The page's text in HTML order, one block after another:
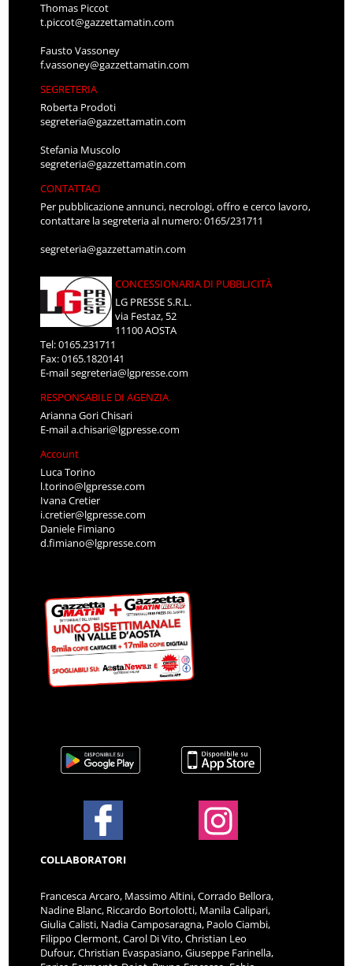
Thomas Piccot
t.piccot@gazzettamatin.com
Fausto Vassoney
f.vassoney@gazzettamatin.com
SEGRETERIA
Roberta Prodoti
segreteria@gazzettamatin.com
Stefania Muscolo
segreteria@gazzettamatin.com
CONTATTACI
Per pubblicazione annunci, necrologi, offro e cerco lavoro,
contattare la segreteria al numero: 0165/231711
segreteria@gazzettamatin.com
CONCESSIONARIA DI PUBBLICITÀ
LG PRESSE S.R.L.
via Festaz, 52
11100 AOSTA
Tel: 0165.231711
Fax: 0165.1820141
E-mailsegreteria@lgpresse.com
RESPONSABILE DI AGENZIA
Arianna Gori Chisari
E-maila.chisari@lgpresse.com
Account
Luca Torino
l.torino@lgpresse.com
Ivana Cretier
i.cretier@lgpresse.com
Daniele Fimiano
d.fimiano@lgpresse.com
COLLABORATORI
Francesca Arcaro, Massimo Altini, Corrado Bellora,
Nadine Blanc, Riccardo Bortolotti, Manila Calipari,
Giulia Calisti, Nadia Camposaragna, Paolo Ciambi,
Filippo Clermont, Carol Di Vito, Christian Leo
Dufour, Christian Evaspasiano, Giuseppe Farinella,